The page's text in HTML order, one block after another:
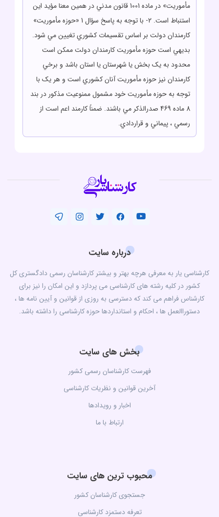
مأموريت» در ماده 1001 قانون مدني در همين معنا مؤيد اين
استنباط است. 2- با توجه به پاسخ سؤال 1 «حوزه مأموريت»
کارمندان دولت بر اساس تقسيمات کشوري تغيين مي شود.
بديهي است حوزه مأموريت کارمندان دولت ممکن است
محدود به يک بخش يا شهرستان يا استان باشد و برخي
کارمندان نيز حوزه مأموريت آنان کشوري است و هر يک با
توجه به حوزه مأموريت خود مشمول ممنوعيت مذکور در بند
8 ماده 469 صدرالذکر مي باشند. ضمناً کارمند اعم است از
رسمي ، پيماني و قراردادي.
درباره سایت
کارشناسی یار به معرفی هرچه بهتر و بیشتر کارشناسان رسمی دادگستری کل
کشور در کلیه رشته های کارشناسی می پردازد و این امکان را نیز برای
کارشناس فراهم می کند که دسترسی به روزی از قوانین و آیین نامه ها ،
دستوراالعمل ها ، احکام و استانداردها حوزه کارشناسی را داشته باشد.
بخش های سایت
فهرست کارشناسان رسمی کشور
آخرین قوانین و نظریات کارشناسی
اخبار و رویدادها
ارتباط با ما
محبوب ترین های سایت
جستجوی کارشناسان کشور
تعرفه دستمزد کارشناسی